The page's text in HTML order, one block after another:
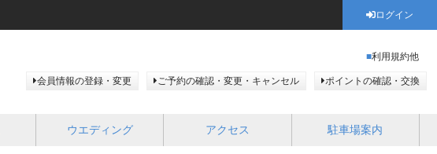
ログイン
利用規約他
会員情報の登録・変更 ご予約の確認・変更・キャンセル ポイントの確認・交換
ウエディング アクセス 駐車場案内